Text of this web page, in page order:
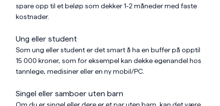
spare opp til et beløp som dekker 1-2 måneder med faste
kostnader.
Ung eller student
Som ung eller student er det smart å ha en buffer på opptil
15 000 kroner, som for eksempel kan dekke egenandel hos
tannlege, medisiner eller en ny mobil/PC.
Singel eller samboer uten barn